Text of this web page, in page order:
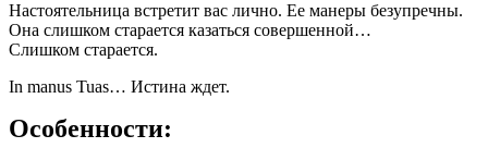
Настоятельница встретит вас лично. Ее манеры безупречны.
Она слишком старается казаться совершенной…
Слишком старается.
In manus Tuas… Истина ждет.
Особенности: